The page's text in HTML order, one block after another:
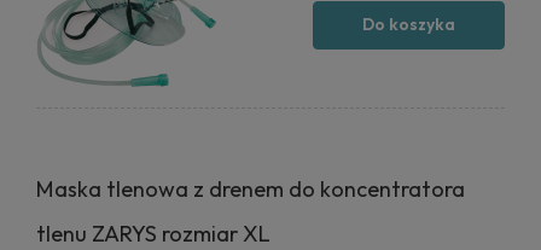
Do koszyka
Maska tlenowa z drenem do koncentratora
tlenu ZARYS rozmiar XL